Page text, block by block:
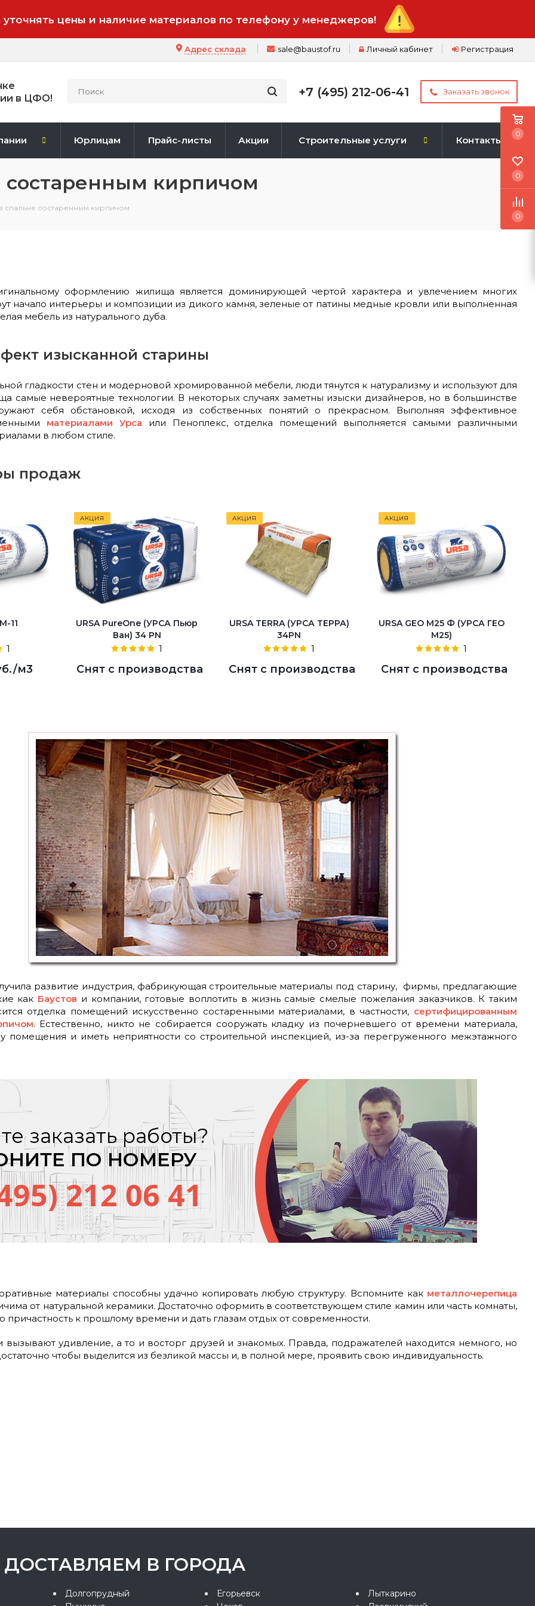
цены и наличие материалов по телефону у менеджеров!
Регистрация
Личный кабинет
sale@baustof.ru
Адрес склада
в ЦФО!
+7 (495) 212-06-41 Заказать звонок
Юрлицам Прайс-листы Акции Строительные услуги Контакты
состаренным кирпичом
спальне состаренным кирпичом
оформлению жилища является доминирующей чертой характера и увлечением многих
начало интерьеры и композиции из дикого камня, зеленые от патины медные кровли или выполненная
мебель из натурального дуба.
изысканной старины
гладкости стен и модерновой хромированной мебели, люди тянутся к натурализму и используют для
самые невероятные технологии. В некоторых случаях заметны изыски дизайнеров, но в большинстве
себя обстановкой, исходя из собственных понятий о прекрасном. Выполняя эффективное
материалами Урса или Пеноплекс, отделка помещений выполняется самыми различными
в любом стиле.
продаж
11
1
/м3
АКЦИЯ
URSA PureOne (УРСА Пьюр
Ван) 34 PN
1
Снят с производства
АКЦИЯ
URSA TERRA (УРСА ТЕРРА)
34PN
1
Снят с производства
АКЦИЯ
URSA GEO М25 Ф (УРСА ГЕО
М25)
1
Снят с производства
развитие индустрия, фабрикующая строительные материалы под старину, фирмы, предлагающие
как Баустов и компании, готовые воплотить в жизнь самые смелые пожелания заказчиков. К таким
отделка помещений искусственно состаренными материалами, в частности, сертифицированным
. Естественно, никто не собирается сооружать кладку из почерневшего от времени материала,
помещения и иметь неприятности со строительной инспекцией, из-за перегруженного межэтажного
заказать работы?
ПО НОМЕРУ
212 06 41
материалы способны удачно копировать любую структуру. Вспомните как металлочерепица
от натуральной керамики. Достаточно оформить в соответствующем стиле камин или часть комнаты,
причастность к прошлому времени и дать глазам отдых от современности.
вызывают удивление, а то и восторг друзей и знакомых. Правда, подражателей находится немного, но
чтобы выделится из безликой массы и, в полной мере, проявить свою индивидуальность.
ДОСТАВЛЯЕМ В ГОРОДА
Долгопрудный
Егорьевск
Лыткарино
0
0
0